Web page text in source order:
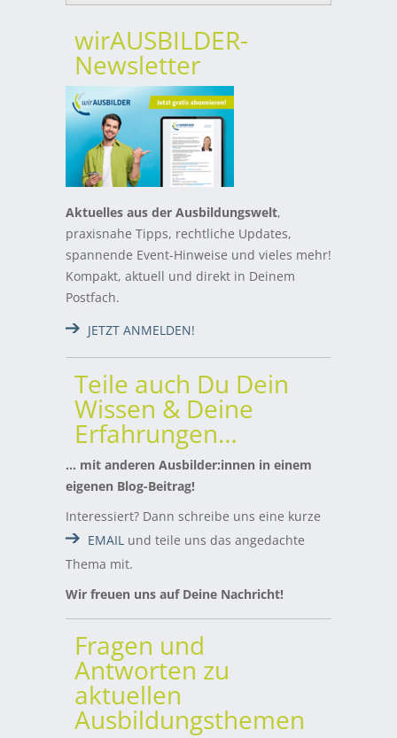
wirAUSBILDER-
Newsletter
Aktuelles aus der Ausbildungswelt,
praxisnahe Tipps, rechtliche Updates,
spannende Event-Hinweise und vieles mehr!
Kompakt, aktuell und direkt in Deinem
Postfach.
JETZT ANMELDEN!
Teile auch Du Dein
Wissen & Deine
Erfahrungen…
… mit anderen Ausbilder:innen in einem
eigenen Blog-Beitrag!
Interessiert? Dann schreibe uns eine kurze
EMAIL und teile uns das angedachte
Thema mit.
Wir freuen uns auf Deine Nachricht!
Fragen und
Antworten zu
aktuellen
Ausbildungsthemen